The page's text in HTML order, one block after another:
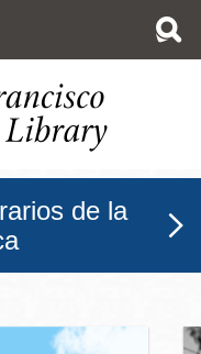
de la
de San